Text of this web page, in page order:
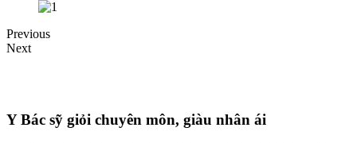
Previous
Next
Y Bác sỹ giỏi chuyên môn, giàu nhân ái